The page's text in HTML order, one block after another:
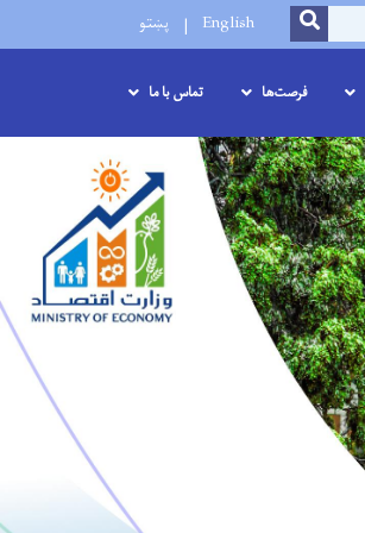
SEARCH
English پښتو
فرصت‌ها تماس با ما